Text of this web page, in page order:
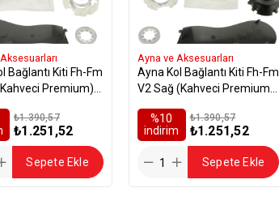
Bağlantı Kiti Fh-Fm
Premium) -
₺1.251,52
₺1.390,57
Sepete Ekle
Ayna ve Aksesuarları
Ayna Kol Bağlantı Kiti Fh-Fm
V2 Sağ (Kahveci Premium)
%10
i̇ndirim
₺1.251,52
₺1.390,57
Sepete Ekle